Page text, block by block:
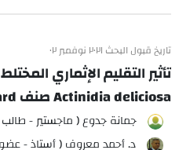
تاريخ قبول البحث ٢٠٢١ نوفمبر ٠٢
تأثير التقليم الإثماري
Actinidia deliciosa صنف Hayward
جمانة جدوع ( ماجستير - طالب
د. أحمد معروف ( أستاذ -